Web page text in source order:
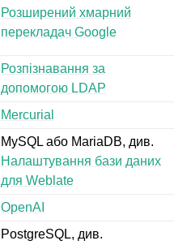
Розширений хмарний
перекладач Google
Розпізнавання за
допомогою LDAP
Mercurial
MySQL або MariaDB, див.
Налаштування бази даних
для Weblate
OpenAI
PostgreSQL, див.